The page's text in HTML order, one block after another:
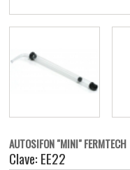
AUTOSIFON "MINI" FERMTECH
Clave: EE22